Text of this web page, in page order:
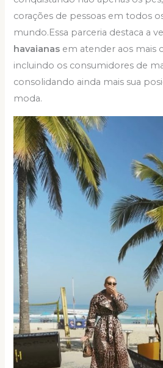
corações de pessoas em todos
mundo.Essa parceria destaca a
havaianas em atender aos mais
incluindo os consumidores de
consolidando ainda mais sua
moda.